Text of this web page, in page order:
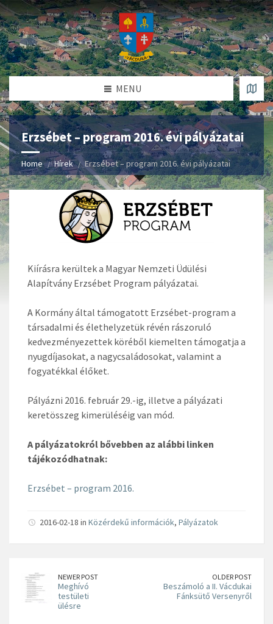
MENU
Erzsébet – program 2016. évi pályázatai
Home Hírek Erzsébet – program 2016. évi pályázatai
Kiírásra kerültek a Magyar Nemzeti Üdülési
Alapítvány Erzsébet Program pályázatai.
A Kormány által támogatott Erzsébet-program a
társadalmi és élethelyzetük révén rászoruló
kedvezményezettek köréből kiemelten támogatja a
nyugdíjasokat, a nagycsaládosokat, valamint a
fogyatékkal élőket.
Pályázni 2016. február 29.-ig, illetve a pályázati
keretösszeg kimerüléséig van mód.
A pályázatokról bővebben az alábbi linken
tájékozódhatnak:
Erzsébet – program 2016.
2016-02-18 in Közérdekű információk, Pályázatok
NEWER POST
Meghívó
testületi
ülésre
OLDER POST
Beszámoló a II. Vácdukai
Fánksütő Versenyről